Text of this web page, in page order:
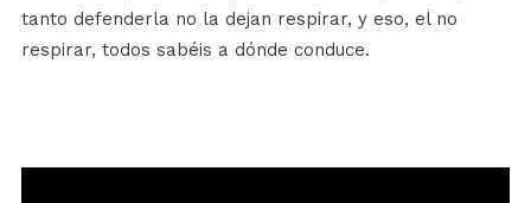
tanto defenderla no la dejan respirar, y eso, el no
respirar, todos sabéis a dónde conduce.